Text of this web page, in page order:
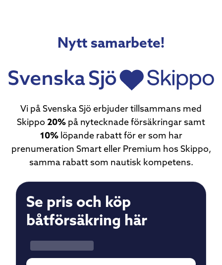
Nytt samarbete!
Vi på Svenska Sjö erbjuder tillsammans med
Skippo 20% på nytecknade försäkringar samt
10%löpande rabatt för er som har
prenumeration Smart eller Premium hos Skippo,
samma rabatt som nautisk kompetens.
Se pris och köp
båtförsäkring här